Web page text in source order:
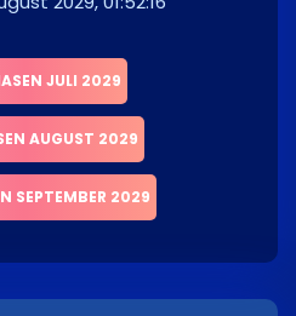
JULI 2029
AUGUST 2029
SEPTEMBER 2029